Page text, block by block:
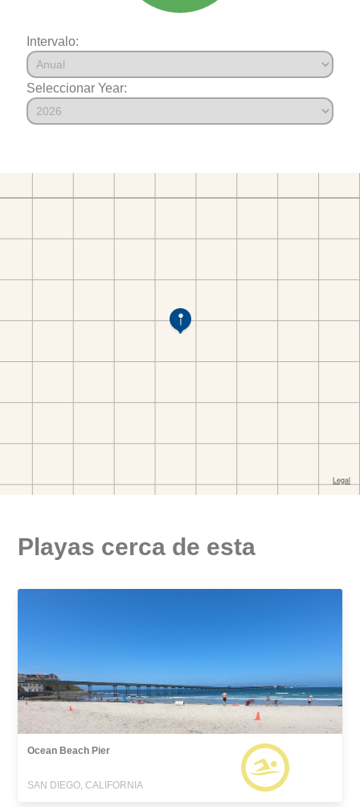
Intervalo:
Seleccionar Year:
Playas cerca de esta
Ocean Beach Pier
SAN DIEGO, CALIFORNIA